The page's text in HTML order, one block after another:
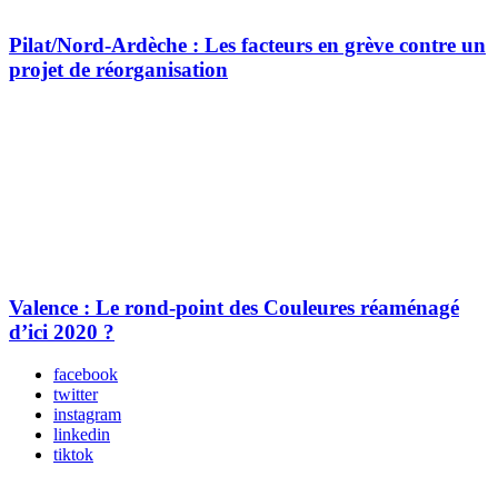
Pilat/Nord-Ardèche : Les facteurs en grève contre un
projet de réorganisation
Valence : Le rond-point des Couleures réaménagé
d’ici 2020 ?
facebook
twitter
instagram
linkedin
tiktok